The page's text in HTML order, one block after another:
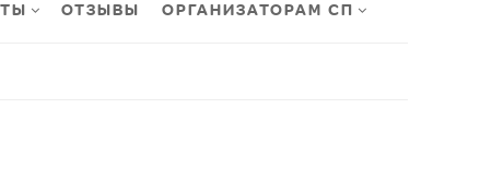
ОТЗЫВЫ ОРГАНИЗАТОРАМ СП